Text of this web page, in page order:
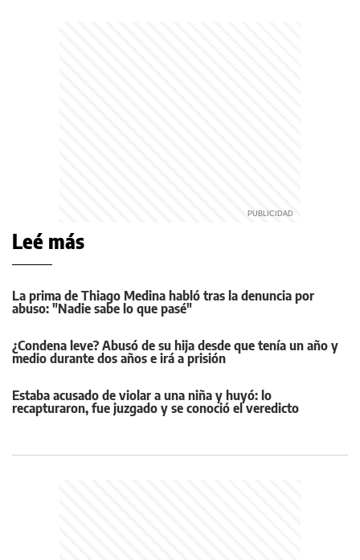
Leé más
La prima de Thiago Medina habló tras la denuncia por
abuso: "Nadie sabe lo que pasé"
¿Condena leve? Abusó de su hija desde que tenía un año y
medio durante dos años e irá a prisión
Estaba acusado de violar a una niña y huyó: lo
recapturaron, fue juzgado y se conoció el veredicto